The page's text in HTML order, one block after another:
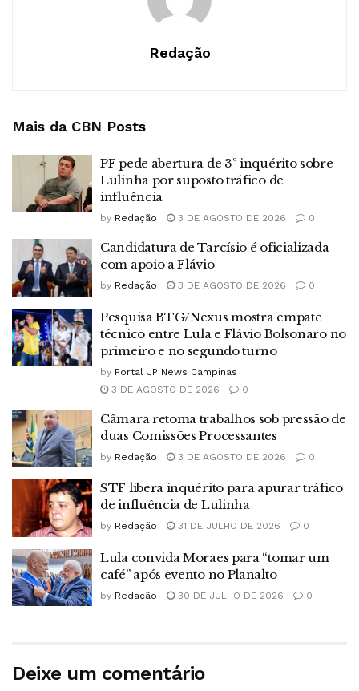
Redação
Mais da CBN Posts
PF pede abertura de 3º inquérito sobre
Lulinha por suposto tráfico de
influência
by Redação 3 DE AGOSTO DE 2026 0
Candidatura de Tarcísio é oficializada
com apoio a Flávio
by Redação 3 DE AGOSTO DE 2026 0
Pesquisa BTG/Nexus mostra empate
técnico entre Lula e Flávio Bolsonaro no
primeiro e no segundo turno
by Portal JP News Campinas
3 DE AGOSTO DE 2026
0
Câmara retoma trabalhos sob pressão de
duas Comissões Processantes
by Redação 3 DE AGOSTO DE 2026 0
STF libera inquérito para apurar tráfico
de influência de Lulinha
by Redação 31 DE JULHO DE 2026 0
Lula convida Moraes para “tomar um
café” após evento no Planalto
by Redação 30 DE JULHO DE 2026 0
Deixe um comentário